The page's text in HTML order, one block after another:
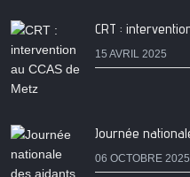
15 AVRIL 2025
06 OCTOBRE 2025